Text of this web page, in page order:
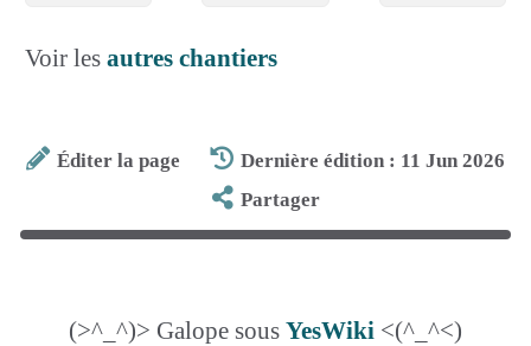
Voir les autres chantiers
Éditer la page
Dernière édition : 11 Jun 2026
Partager
(>^_^)> Galope sous YesWiki <(^_^<)